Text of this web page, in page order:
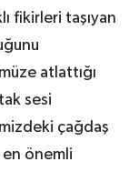
fikirleri taşıyan
atlattığı
sesi
çağdaş
önemli